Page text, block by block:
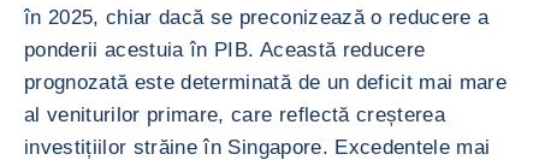
în 2025, chiar dacă se preconizează o reducere a
ponderii acestuia în PIB. Această reducere
prognozată este determinată de un deficit mai mare
al veniturilor primare, care reflectă creșterea
investițiilor străine în Singapore. Excedentele mai